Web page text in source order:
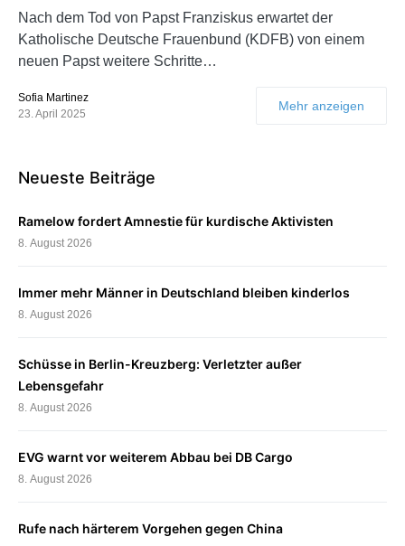
Nach dem Tod von Papst Franziskus erwartet der
Katholische Deutsche Frauenbund (KDFB) von einem
neuen Papst weitere Schritte…
Sofia Martinez
23. April 2025
Mehr anzeigen
Neueste Beiträge
Ramelow fordert Amnestie für kurdische Aktivisten
8. August 2026
Immer mehr Männer in Deutschland bleiben kinderlos
8. August 2026
Schüsse in Berlin-Kreuzberg: Verletzter außer
Lebensgefahr
8. August 2026
EVG warnt vor weiterem Abbau bei DB Cargo
8. August 2026
Rufe nach härterem Vorgehen gegen China